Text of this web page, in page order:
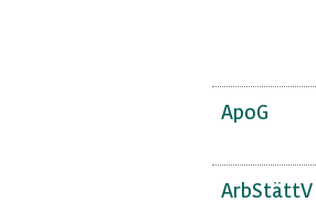
ApoG
ArbStättV